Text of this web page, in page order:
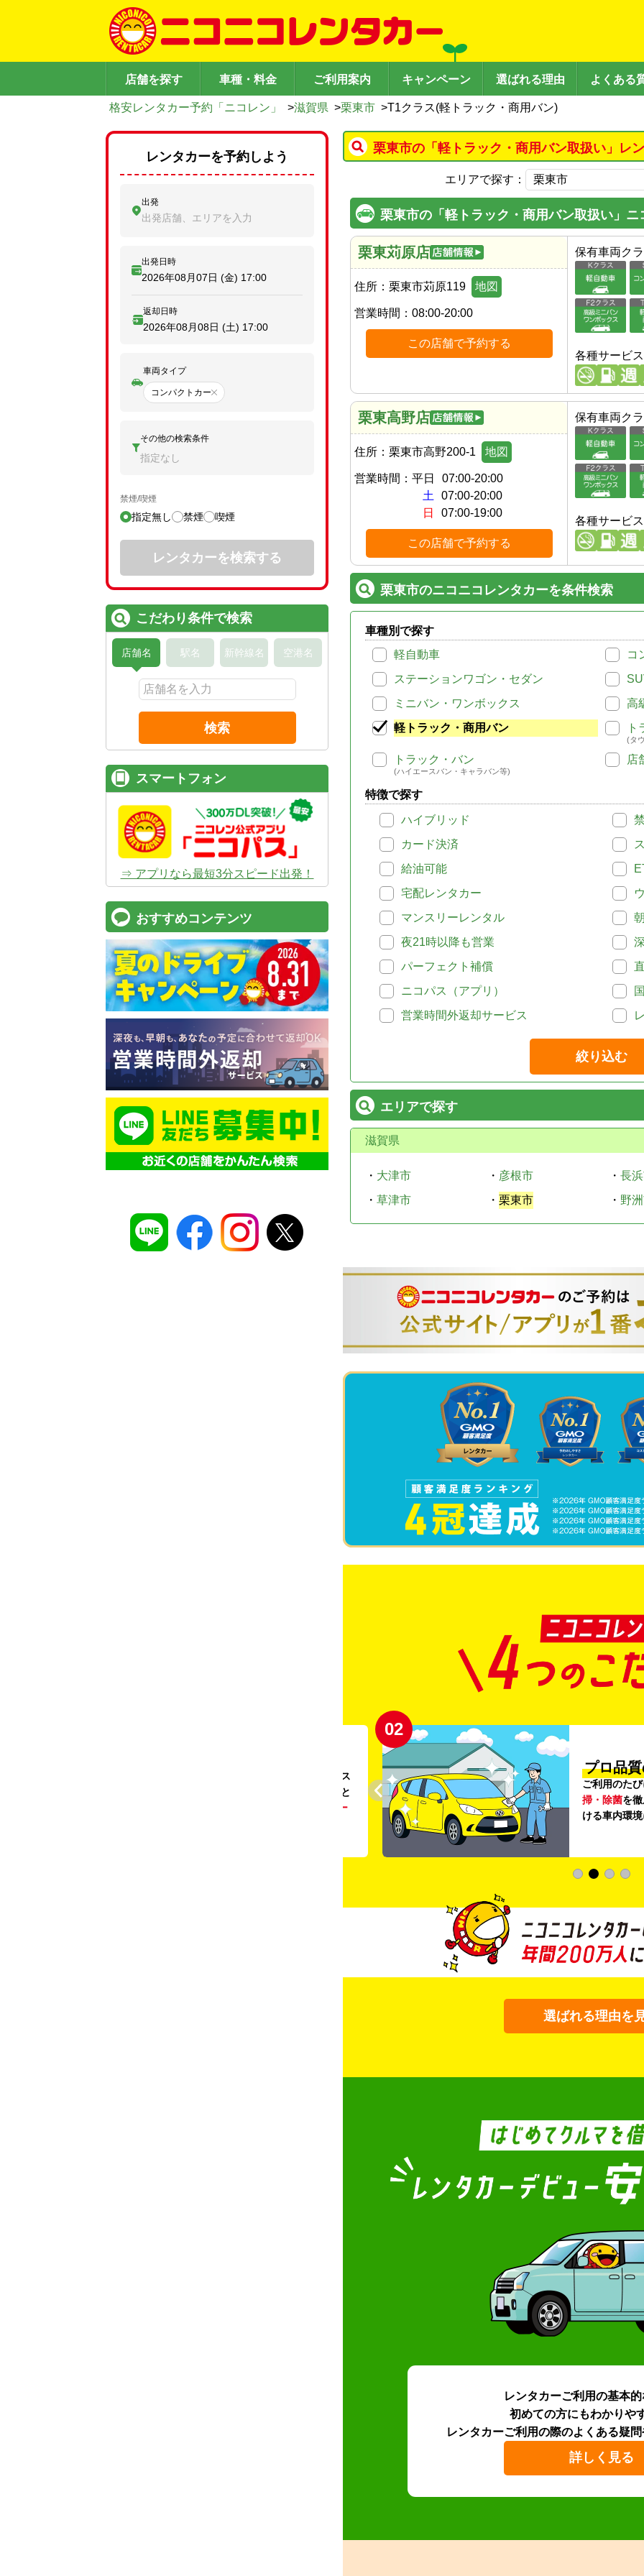
店舗を探す 車種・料金 ご利用案内 キャンペーン 選ばれる理由 よくある
格安レンタカー予約「ニコレン」 >滋賀県 >栗東市 >T1クラス(軽トラック・商用バン)
栗東市の「軽トラック・商用バン取扱い」レ
エリアで探す：
栗東市の「軽トラック・商用バン取扱い」
栗東苅原店
住所： 栗東市苅原119 地図
営業時間： 08:00-20:00
この店舗で予約する
保有車両ク
各種サービス
栗東高野店
住所： 栗東市高野200-1 地図
営業時間： 平日
07:00-20:00
土
07:00-20:00
日
07:00-19:00
この店舗で予約する
保有車両ク
各種サービス
栗東市のニコニコレンタカーを条件検索
車種別で探す
軽自動車
コ
ステーションワゴン・セダン
ミニバン・ワンボックス
高
軽トラック・商用バン
ト
(タ
トラック・バン
(ハイエースバン・キャラバン等)
店
特徴で探す
ハイブリッド
カード決済
給油可能
宅配レンタカー
マンスリーレンタル
夜21時以降も営業
パーフェクト補償
ニコパス（アプリ）
営業時間外返却サービス
絞り込む
エリアで探す
滋賀県
・ 大津市 ・ 彦根市 ・ 長
・ 草津市 ・ 栗東市 ・ 野
。ガソリンス
タンドや整備工場の既存インフラを活用すること
リー
02
プロ品
ご利用のた
掃・除菌を
ける車内環
選ばれる理由を
レンタカーご利用の基本
初めての方にもわかりや
レンタカーご利用の際のよくある疑問
詳しく見る
レンタカーを予約しよう
出発
出発店舗、エリアを入力
出発日時
2026年08月07日 (金) 17:00
返却日時
2026年08月08日 (土) 17:00
車両タイプ
コンパクトカー
その他の検索条件
指定なし
禁煙/喫煙
指定無し 禁煙 喫煙
レンタカーを検索する
こだわり条件で検索
店舗名 駅名 新幹線名 空港名
検索
スマートフォン
⇒ アプリなら最短3分スピード出発！
おすすめコンテンツ